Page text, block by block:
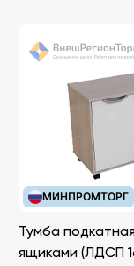
МИНПРОМТОРГ
Тумба
ящиками